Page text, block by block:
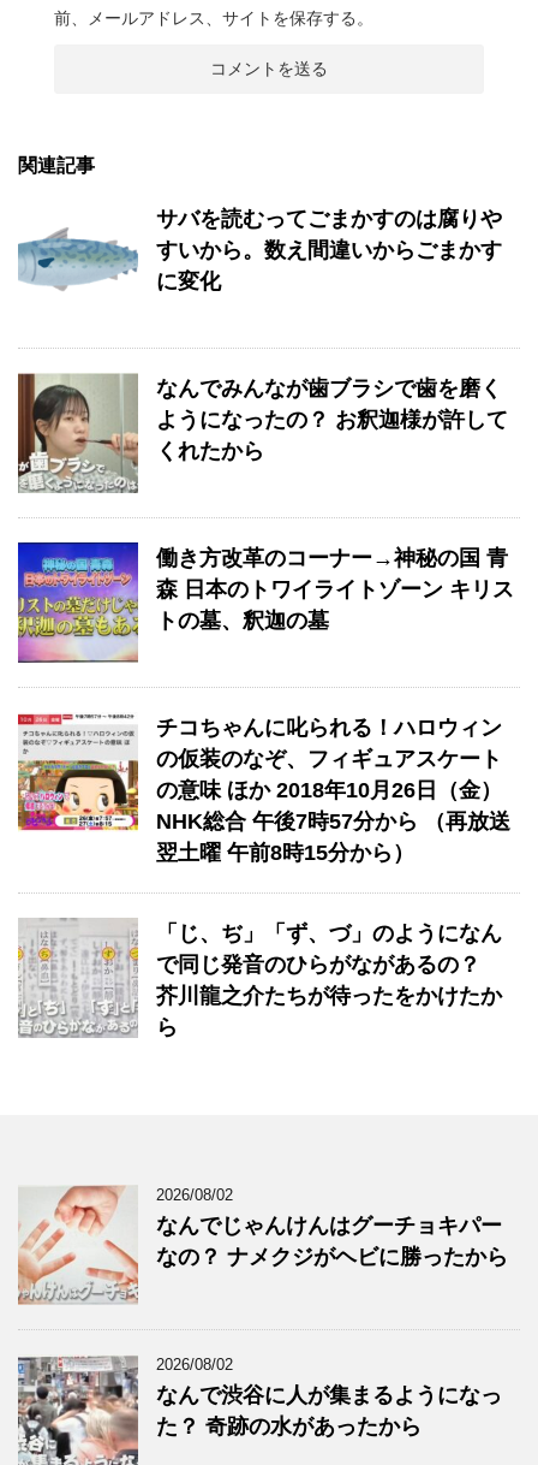
前、メールアドレス、サイトを保存する。
関連記事
サバを読むってごまかすのは腐りや
すいから。数え間違いからごまかす
に変化
なんでみんなが歯ブラシで歯を磨く
ようになったの？ お釈迦様が許して
くれたから
働き方改革のコーナー→神秘の国 青
森 日本のトワイライトゾーン キリス
トの墓、釈迦の墓
チコちゃんに叱られる！ハロウィン
の仮装のなぞ、フィギュアスケート
の意味 ほか 2018年10月26日（金）
NHK総合 午後7時57分から （再放送
翌土曜 午前8時15分から）
「じ、ぢ」「ず、づ」のようになん
で同じ発音のひらがながあるの？
芥川龍之介たちが待ったをかけたか
ら
2026/08/02
なんでじゃんけんはグーチョキパー
なの？ ナメクジがヘビに勝ったから
2026/08/02
なんで渋谷に人が集まるようになっ
た？ 奇跡の水があったから